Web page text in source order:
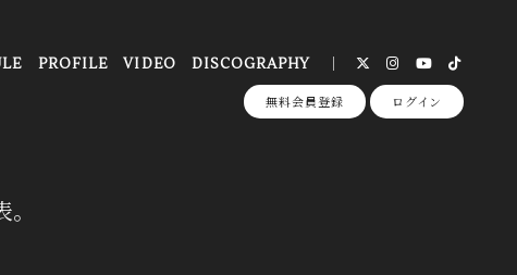
PROFILE VIDEO DISCOGRAPHY
無料会員登録 ログイン